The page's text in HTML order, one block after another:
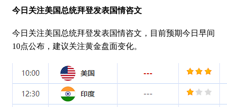
今日关注美国总统拜登发表国情咨文
今日关注美国总统拜登发表国情咨文，目前预期今日早间
10点公布，建议关注黄金盘面变化。